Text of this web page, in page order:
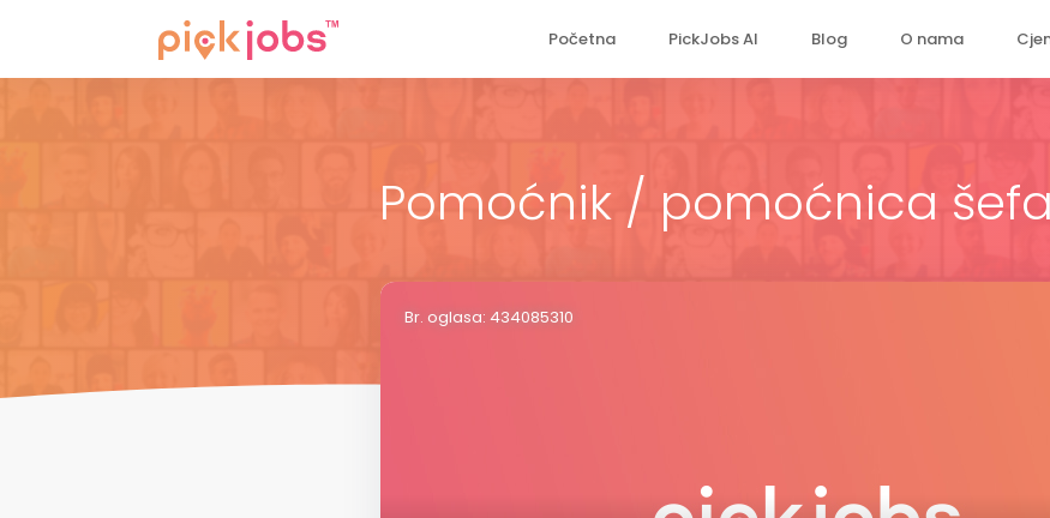
Početna PickJobs AI Blog O nama
Pomoćnik / pomoćnica
Br. oglasa: 434085310